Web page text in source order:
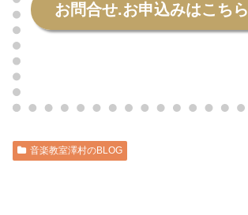
お問合せ.お申込みはこちら
音楽教室澤村のBLOG